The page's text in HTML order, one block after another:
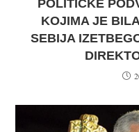
POLITIČKE
KOJIMA JE
SEBIJA